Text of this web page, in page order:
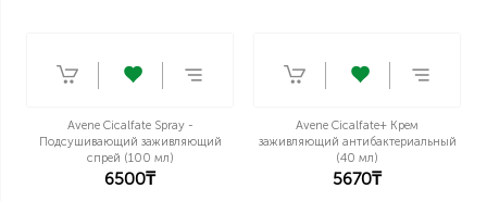
Avene Cicalfate Spray -
Подсушивающий заживляющий
спрей (100 мл)
6500₸
Avene Cicalfate+ Крем
заживляющий антибактериальный
(40 мл)
5670₸